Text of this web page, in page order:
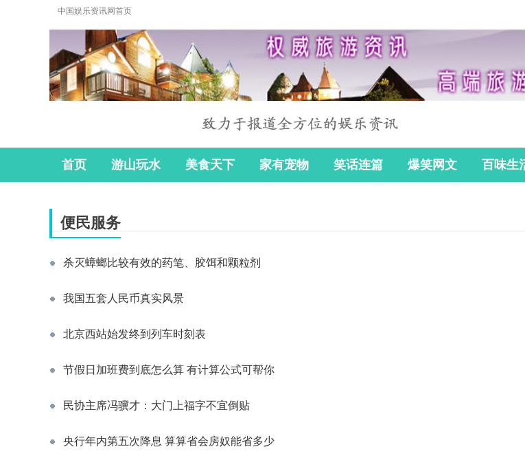
中国娱乐资讯网首页
首页 游山玩水 美食天下 家有宠物 笑话连篇 爆笑网文 百味生
便民服务
杀灭蟑螂比较有效的药笔、胶饵和颗粒剂
我国五套人民币真实风景
北京西站始发终到列车时刻表
节假日加班费到底怎么算 有计算公式可帮你
民协主席冯骥才：大门上福字不宜倒贴
央行年内第五次降息 算算省会房奴能省多少